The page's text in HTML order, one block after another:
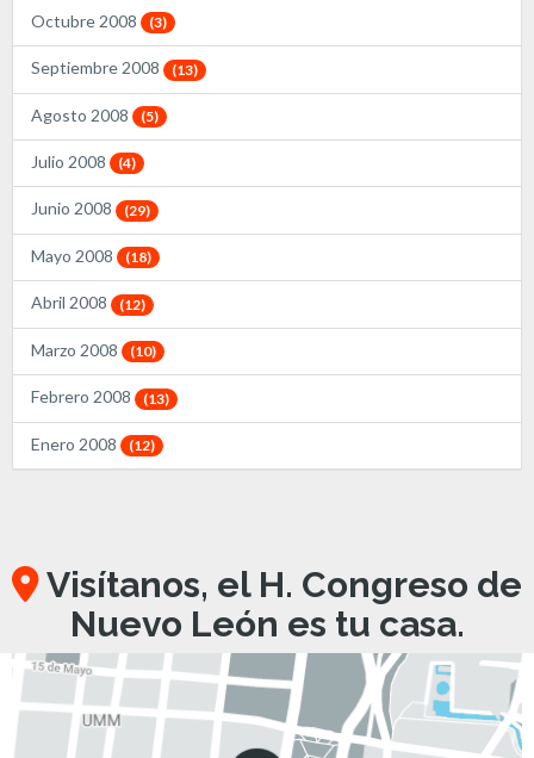
Octubre 2008 (3)
Septiembre 2008 (13)
Agosto 2008 (5)
Julio 2008 (4)
Junio 2008 (29)
Mayo 2008 (18)
Abril 2008 (12)
Marzo 2008 (10)
Febrero 2008 (13)
Enero 2008 (12)
Visítanos, el H. Congreso de
Nuevo León es tu casa.